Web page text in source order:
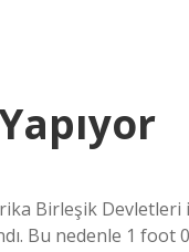
Birleşik
Bu nedenle 1 foot